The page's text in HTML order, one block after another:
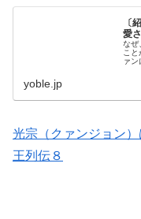
〔
愛
なぜ
こ
ァ
yoble.jp
光宗（クァンジョン
王列伝８